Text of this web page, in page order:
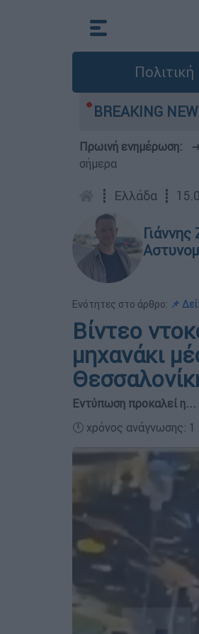
Πολιτική
BREAKING
τη μεγάλη φωτιά τη
Πρωινή ενημέρωση:
σήμερα
┋ Ελλάδα ┋
Γιάννης
Ενότητες στο άρθρο: 📌
Βίντεο
μηχανάκι
Εντύπωση προκαλεί η...
🕛 χρόνος